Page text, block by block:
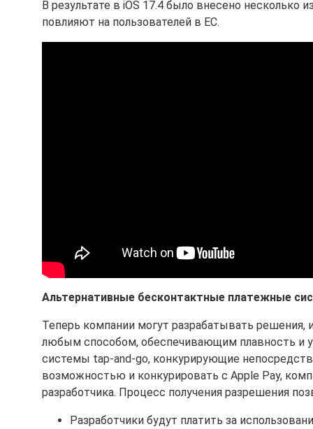
В результате в iOS 17.4 было внесено несколько
повлияют на пользователей в ЕС.
Альтернативные бесконтактные платежные
Теперь компании могут разрабатывать
любым способом, обеспечивающим плавность и
системы tap-and-go, конкурирующие
возможностью и конкурировать с Apple Pay,
разработчика. Процесс получения разрешения
Разработчики будут платить за